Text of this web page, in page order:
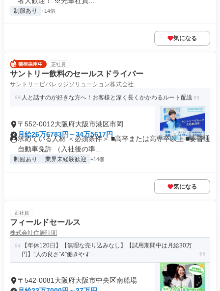
制服あり +14個
気になる
正社員
サントリー飲料のセールスドライバー
サントリービバレッジソリューション株式会社
人と話すのが好きな方へ！お客様と深く長くかかわるルート配送
〒552-0012大阪府大阪市港区市岡
月給26万6783円～34万5617円
求めている人材 ＜必須条件＞ ■高卒または高専卒以上 ■要普通
自動車免許 （入社後の準...
制服あり 業界未経験歓迎 +14個
気になる
正社員
フィールドセールス
株式会社住居時間
【年休120日】【無理な売り込みなし】【試用期間中は月給30万
円】”人の良さ”&”働きやす...
〒542-0081大阪府大阪市中央区南船場